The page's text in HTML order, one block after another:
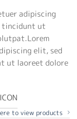
adipiscing
tincidunt ut
elit, sed
ut laoreet dolore
to view products